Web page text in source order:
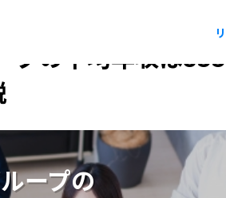
プの平均年収は
ープの